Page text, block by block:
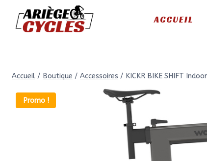
contenu
ACCUEIL
Accueil / Boutique / Accessoires / KICKR BIKE SHIFT
Promo !